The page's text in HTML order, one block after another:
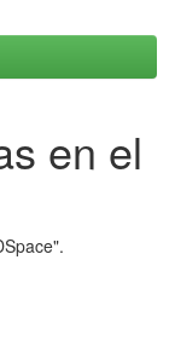
en el